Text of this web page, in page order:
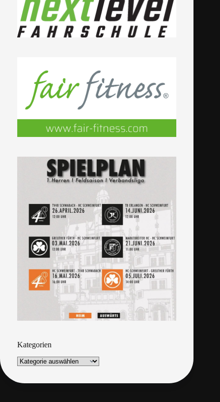
Kategorien